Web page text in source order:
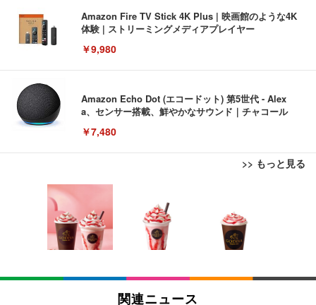
Amazon Fire TV Stick 4K Plus | 映画館のような4K
体験 | ストリーミングメディアプレイヤー
￥9,980
Amazon Echo Dot (エコードット) 第5世代 - Alex
a、センサー搭載、鮮やかなサウンド｜チャコール
￥7,480
>> もっと見る
い 跳ね上げ式アームレスト コンパクト 約105度ロッ
キング pc 事務椅子 360度回転 座面昇降 強化ナイロ
ン樹脂ベース 通気性メッシュ 在宅ワーク H-WY01
(黒網+黒枠+黒足)
￥5,699
SIHOO B100 オフィスチェア／デスクチェア メッシ
ュチェア 人間工学 疲れない ブラック
EV3240X-WT | 31.5型4K UHD・USB Type-C・ホワ
イト
￥105,595
EIZO ビジネス向けプレミアムモニター | FlexScan
回使い捨て 無香料 ホワイト 300枚
￥3,373
Amazonベーシック ペットシーツ 厚型 ワイド 42枚
x2袋(84枚) ホワイト(吸収面:ライトブルー)
関連ニュース